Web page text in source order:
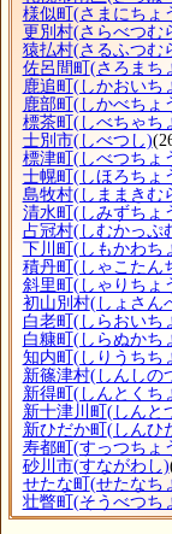
様似町(さまにちょ
更別村(さらべつむ
猿払村(さるふつむ
佐呂間町(さろまち
鹿追町(しかおいち
鹿部町(しかべちょ
標茶町(しべちゃち
士別市(しべつし)
標津町(しべつちょ
士幌町(しほろちょ
島牧村(しままきむ
清水町(しみずちょ
占冠村(しむかっぷ
下川町(しもかわち
積丹町(しゃこたん
斜里町(しゃりちょ
初山別村(しょさん
白老町(しらおいち
白糠町(しらぬかち
知内町(しりうちち
新篠津村(しんしの
新得町(しんとくち
新十津川町(しんと
新ひだか町(しんひ
寿都町(すっつちょ
砂川市(すながわし)
せたな町(せたなち
壮瞥町(そうべつち